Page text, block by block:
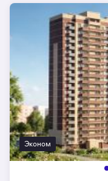
Эконом